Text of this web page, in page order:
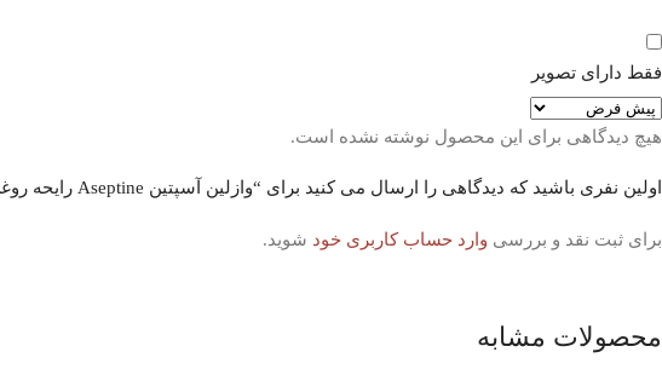
فقط دارای تصویر
هیچ دیدگاهی برای این محصول نوشته نشده است.
اولین نفری باشید که دیدگاهی را ارسال می کنید برای “وازلین آسپتین Aseptine رایحه روغن زیتون حجم 150 میل”
برای ثبت نقد و بررسی وارد حساب کاربری خود شوید.
محصولات مشابه